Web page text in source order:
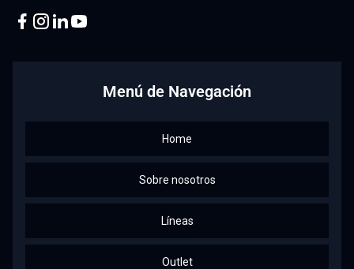
Menú de Navegación
Home
Sobre nosotros
Líneas
Outlet